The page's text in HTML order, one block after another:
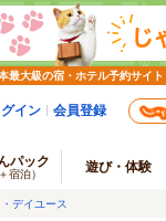
大級の宿・ホテル予約サイト
グイン 会員登録
パック
宿泊） 遊び・体験
デイユース